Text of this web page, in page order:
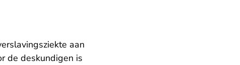
aan
de deskundigen is